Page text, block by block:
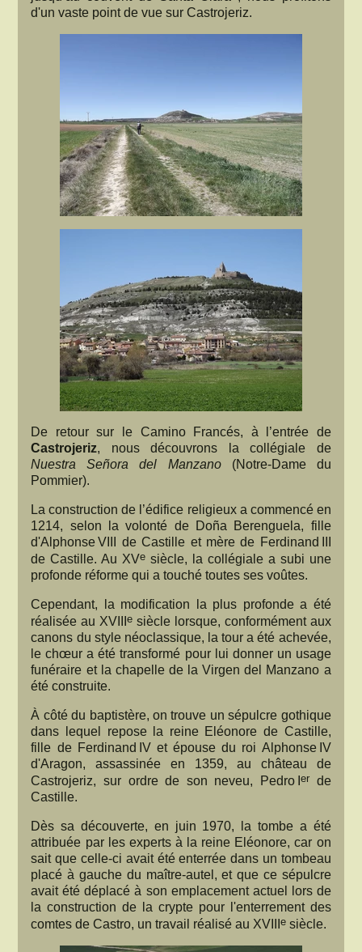
d'un vaste point de vue sur Castrojeriz.
De retour sur le Camino Francés, à l’entrée de
Castrojeriz, nous découvrons la collégiale de
Nuestra Señora del Manzano(Notre-Dame du
Pommier).
La construction de l’édifice religieux a commencé en
1214, selon la volonté de Doña Berenguela, fille
d'Alphonse VIII de Castille et mère de Ferdinand III
de Castille. Au XVe siècle, la collégiale a subi une
profonde réforme qui a touché toutes ses voûtes.
Cependant, la modification la plus profonde a été
réalisée au XVIIIe siècle lorsque, conformément aux
canons du style néoclassique, la tour a été achevée,
le chœur a été transformé pour lui donner un usage
funéraire et la chapelle de la Virgen del Manzano a
été construite.
À côté du baptistère, on trouve un sépulcre gothique
dans lequel repose la reine Eléonore de Castille,
fille de Ferdinand IV et épouse du roi Alphonse IV
d'Aragon, assassinée en 1359, au château de
Castrojeriz, sur ordre de son neveu, Pedro Ier de
Castille.
Dès sa découverte, en juin 1970, la tombe a été
attribuée par les experts à la reine Eléonore, car on
sait que celle-ci avait été enterrée dans un tombeau
placé à gauche du maître-autel, et que ce sépulcre
avait été déplacé à son emplacement actuel lors de
la construction de la crypte pour l'enterrement des
comtes de Castro, un travail réalisé au XVIIIe siècle.